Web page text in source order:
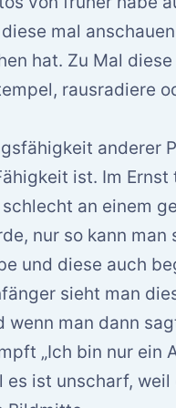
mal
hat. Zu Mal
rausradiere
anderer
ist. Im
an einem
nur so kann
und diese auch
sieht man
man dann
„Ich bin nur ein
es ist unscharf,